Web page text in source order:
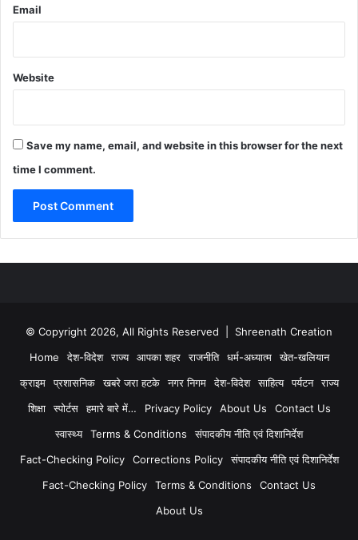
Email
Website
Save my name, email, and website in this browser for the next
time I comment.
© Copyright 2026, All Rights Reserved | Shreenath Creation
Home
देश-विदेश राज्य आपका शहर राजनीति धर्म-अध्यात्म
खेत-खलियान
क्राइम
प्रशासनिक खबरे जरा हटके नगर निगम देश-विदेश साहित्य पर्यटन
राज्य
शिक्षा
स्पोर्टस हमारे बारे में… Privacy Policy About Us
Contact Us
स्वास्थ्य
Terms & Conditions
संपादकीय नीति एवं दिशानिर्देश
Fact-Checking Policy
Corrections Policy
संपादकीय नीति एवं दिशानिर्देश
Fact-Checking Policy
Terms & Conditions
Contact Us
About Us